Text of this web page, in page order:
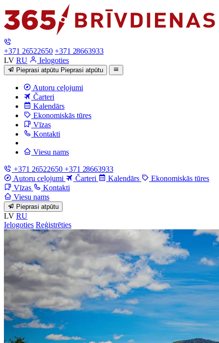
+371 26522650 +371 28663933
LV RU Ielogoties
Pieprasi atpūtu Pieprasi atpūtu
Autoru ceļojumi
Čarteri
Kalendārs
Ekonomiskās tūres
Vīzas
Kontakti
Viesu nams
+371 26522650 +371 28663933
Autoru ceļojumi
Čarteri Kalendārs
Ekonomiskās tūres
Vīzas
Kontakti
Viesu nams
Pieprasi atpūtu
LV RU
Ielogoties Reģistrēties